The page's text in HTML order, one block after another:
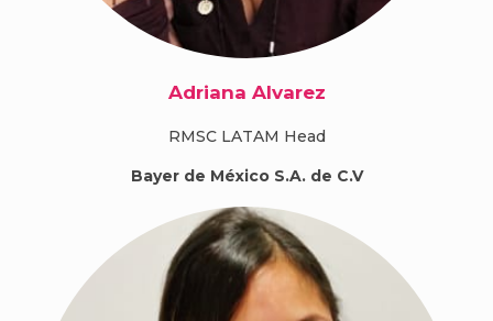
Adriana Alvarez
RMSC LATAM Head
Bayer de México S.A. de C.V